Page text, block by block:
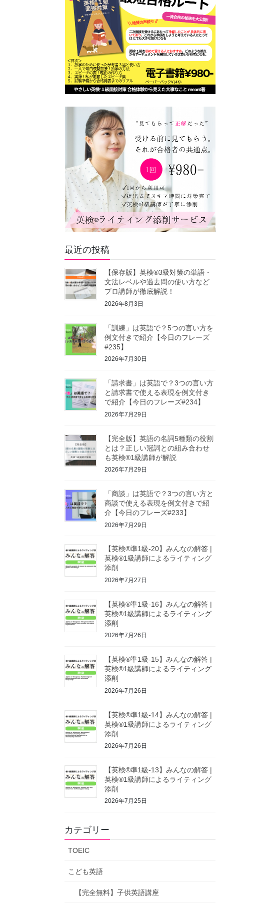
最近の投稿
【保存版】英検®3級対策の単語・
文法レベルや過去問の使い方など
プロ講師が徹底解説！
2026年8月3日
「訓練」は英語で？5つの言い方を
例文付きで紹介【今日のフレーズ
#235】
2026年7月30日
「請求書」は英語で？3つの言い方
と請求書で使える表現を例文付き
で紹介【今日のフレーズ#234】
2026年7月29日
【完全版】英語の名詞5種類の役割
とは？正しい冠詞との組み合わせ
も英検®1級講師が解説
2026年7月29日
「商談」は英語で？3つの言い方と
商談で使える表現を例文付きで紹
介【今日のフレーズ#233】
2026年7月29日
【英検®準1級-20】みんなの解答 |
英検®1級講師によるライティング
添削
2026年7月27日
【英検®準1級-16】みんなの解答 |
英検®1級講師によるライティング
添削
2026年7月26日
【英検®準1級-15】みんなの解答 |
英検®1級講師によるライティング
添削
2026年7月26日
【英検®準1級-14】みんなの解答 |
英検®1級講師によるライティング
添削
2026年7月26日
【英検®準1級-13】みんなの解答 |
英検®1級講師によるライティング
添削
2026年7月25日
カテゴリー
TOEIC
こども英語
【完全無料】子供英語講座